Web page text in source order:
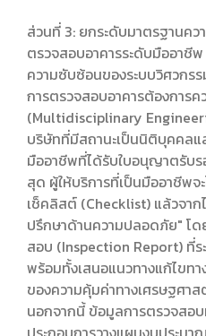
ส่วนที่ 3: ยกระดับมาตรฐานค
ตรวจสอบอาคารระดับมืออาชีพ
ความซับซ้อนของระบบวิศวกร
การตรวจสอบอาคารต้องการ
(Multidisciplinary
บริษัทที่มีสถานะเป็นนิติบุคคลแ
มืออาชีพที่ได้รับใบอนุญาตรับ
สุด ผู้ให้บริการที่เป็นมืออาชีพจ
เช็คลิสต์ (Checklist) แล้วจาก
ปรึกษาด้านความปลอดภัย" โด
สอบ (Inspection Report) ที่
พร้อมทั้งเสนอแนวทางแก้ไขทา
ของความคุ้มค่าทางเศรษฐศา
นอกจากนี้ ข้อมูลการตรวจสอ